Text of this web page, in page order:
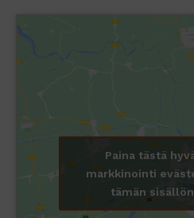
Paina tästä
markkinointi
tämän